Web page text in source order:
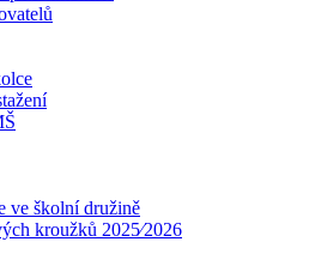
ve školní družině
kroužků 2025⁄2026